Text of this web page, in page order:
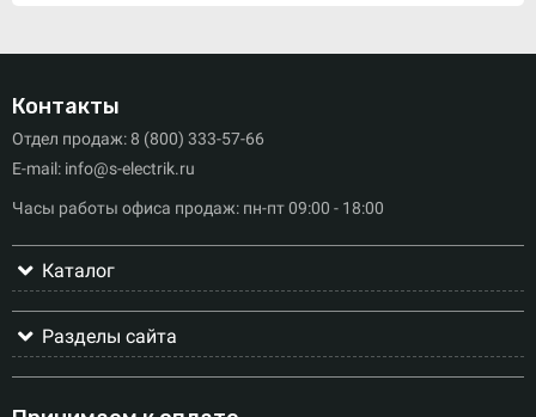
Контакты
Отдел продаж: 8 (800) 333-57-66
E-mail: info@s-electrik.ru
Часы работы офиса продаж: пн-пт 09:00 - 18:00
Каталог
Разделы сайта